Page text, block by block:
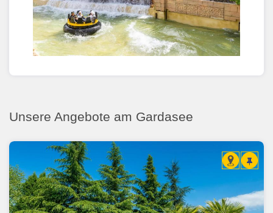
Unsere Angebote am Gardasee